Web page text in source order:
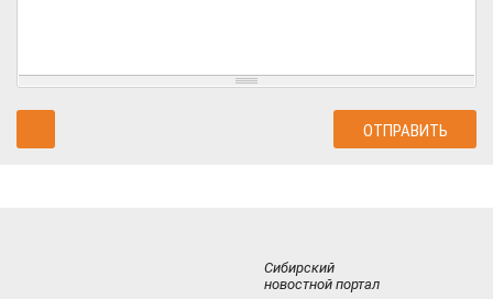
Сибирский
новостной портал